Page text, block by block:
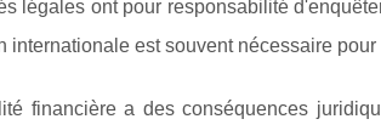
légales ont pour responsabilité
internationale est souvent nécessaire
financière a des conséquences